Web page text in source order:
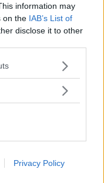
information may
on the IAB’s List of
disclose it to other
or more Google
You may click to
in below Google
Privacy Policy